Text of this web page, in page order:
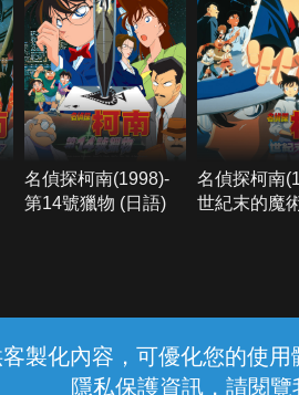
製化內容，可優化您的使
隱私保護資訊，請閱覽
名偵探柯南(1998)-
第14號獵物 (日語)
名偵探柯南
世紀末的魔